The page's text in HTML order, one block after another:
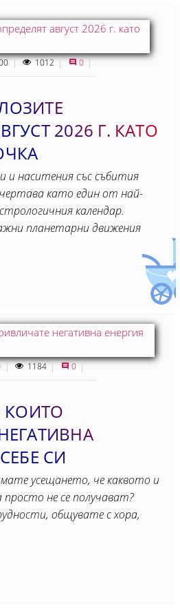
1012 0
2026 Г. КАТО
и наситения със събития
като един от най-
календар.
планетарни движения
1184 0
КОИТО
СИ
усещането, че каквото и
не се получават?
общувате с хора,